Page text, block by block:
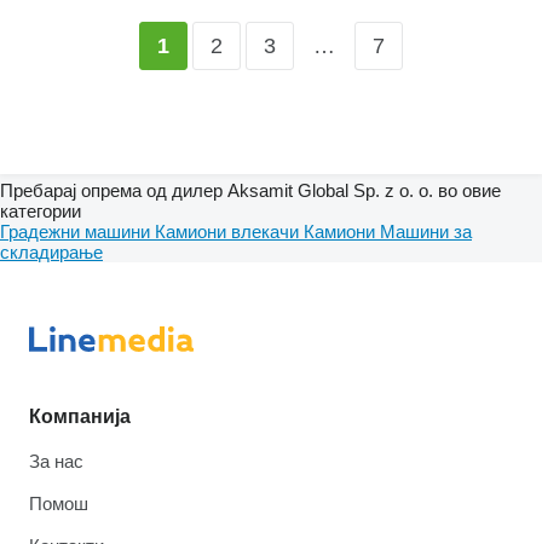
1 2 3 … 7
Пребарај опрема од дилер Aksamit Global Sp. z o. o. во овие
категории
Градежни машини Камиони влекачи Камиони Машини за
складирање
Компанија
За нас
Помош